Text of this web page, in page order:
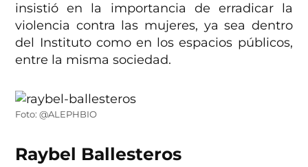
insistió en la importancia de erradicar la
violencia contra las mujeres, ya sea dentro
del Instituto como en los espacios públicos,
entre la misma sociedad.
Foto: @ALEPHBIO
Raybel Ballesteros